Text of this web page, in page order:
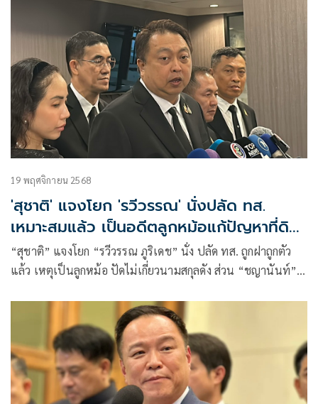
19 พฤศจิกายน 2568
'สุชาติ' แจงโยก 'รวีวรรณ' นั่งปลัด ทส.
เหมาะสมแล้ว เป็นอดีตลูกหม้อแก้ปัญหาที่ดิน
ทับซ้อน
“สุชาติ” แจงโยก “รวีวรรณ ภูริเดช” นั่ง ปลัด ทส. ถูกฝาถูกตัว
แล้ว เหตุเป็นลูกหม้อ ปัดไม่เกี่ยวนามสกุลดัง ส่วน “ชญานันท์”